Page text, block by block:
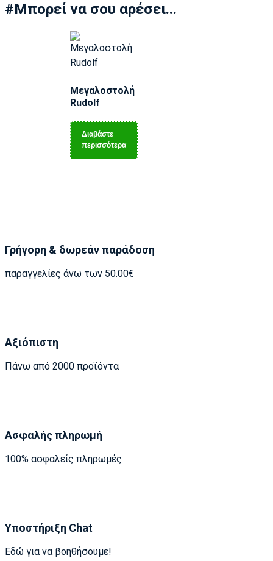
#Μπορεί να σου αρέσει...
Μεγαλοστολή
Rudolf
Διαβάστε
περισσότερα
Γρήγορη & δωρεάν παράδοση
παραγγελίες άνω των 50.00€
Αξιόπιστη
Πάνω από 2000 προϊόντα
Ασφαλής πληρωμή
100% ασφαλείς πληρωμές
Υποστήριξη Chat
Εδώ για να βοηθήσουμε!